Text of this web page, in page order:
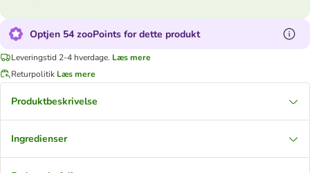
Optjen 54 zooPoints for dette produkt
Leveringstid 2-4 hverdage. Læs mere
Returpolitik Læs mere
Produktbeskrivelse
Ingredienser